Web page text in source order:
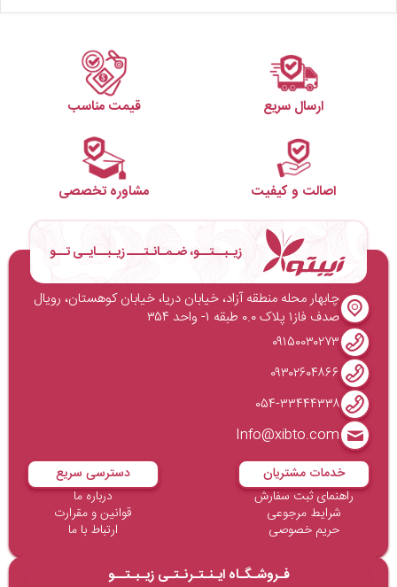
ارسال سریع قیمت مناسب
اصالت و کیفیت مشاوره تخصصی
زیـبــتــو، ضـمـانـتـــ زیـبــایـی تــو
چابهار محله منطقه آزاد، خیابان دریا، خیابان کوهستان، رویال
صدف فاز۱ پلاک ۰.۰ طبقه ۱- واحد ۳۵۴
۰۹۱۵۰۰۳۰۲۷۳
۰۹۳۰۲۶۰۴۸۶۶
۰۵۴-۳۳۴۴۴۳۳۸
Info@xibto.com
خدمات مشتریان
راهنمای ثبت سفارش
شرایط مرجوعی
حریم خصوصی
دسترسی سریع
درباره ما
قوانین و مقرارت
ارتباط با ما
فـروشـگـاه ایـنـتـرنـتـی زیـبـتــو